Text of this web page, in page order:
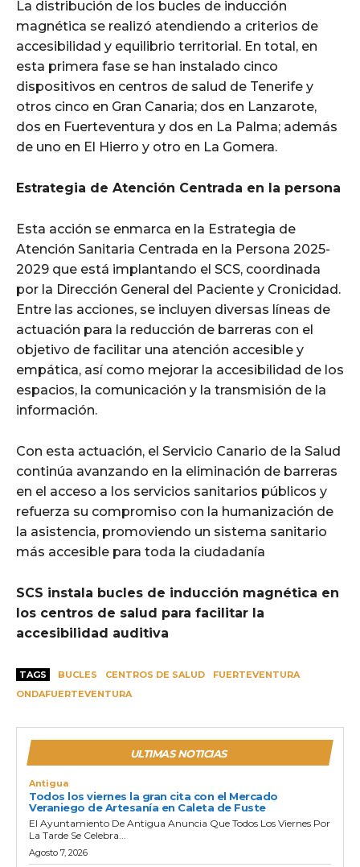
La distribución de los bucles de inducción
magnética se realizó atendiendo a criterios de
accesibilidad y equilibrio territorial. En total, en
esta primera fase se han instalado cinco
dispositivos en centros de salud de Tenerife y
otros cinco en Gran Canaria; dos en Lanzarote,
dos en Fuerteventura y dos en La Palma; además
de uno en El Hierro y otro en La Gomera.
Estrategia de Atención Centrada en la persona
Esta acción se enmarca en la Estrategia de
Atención Sanitaria Centrada en la Persona 2025-
2029 que está implantando el SCS, coordinada
por la Dirección General del Paciente y Cronicidad.
Entre las acciones, se incluyen diversas líneas de
actuación para la reducción de barreras con el
objetivo de facilitar una atención accesible y
empática, así como mejorar la accesibilidad de los
espacios, la comunicación y la transmisión de la
información.
Con esta actuación, el Servicio Canario de la Salud
continúa avanzando en la eliminación de barreras
en el acceso a los servicios sanitarios públicos y
refuerza su compromiso con la humanización de
la asistencia, promoviendo un sistema sanitario
más accesible para toda la ciudadanía
SCS instala bucles de inducción magnética en
los centros de salud para facilitar la
accesibilidad auditiva
TAGS BUCLES CENTROS DE SALUD
FUERTEVENTURA
ONDAFUERTEVENTURA
ULTIMAS NOTICIAS
Antigua
Todos los viernes la gran cita con el Mercado
Veraniego de Artesanía en Caleta de Fuste
El Ayuntamiento De Antigua Anuncia Que Todos Los Viernes Por
La Tarde Se Celebra...
Agosto 7, 2026